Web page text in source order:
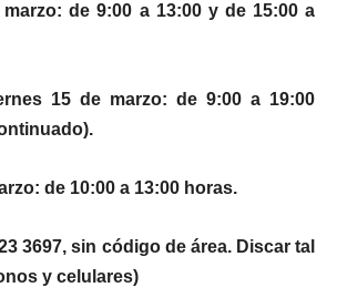
marzo: de 9:00 a 13:00 y de 15:00 a
15 de marzo: de 9:00 a 19:00
de 10:00 a 13:00 horas.
3697, sin código de área. Discar tal
y celulares)